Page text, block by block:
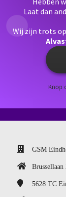
Laat dan
Wij zijn trots
Knop
GSM
Brussellaan
5628 TC